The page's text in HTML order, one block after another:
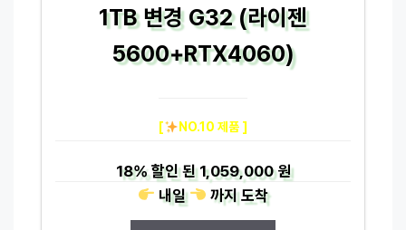
1TB 변경 G32 (라이젠
5600+RTX4060)
[ NO.10 제품 ]
18%할인 된1,059,000 원
내일
까지도착